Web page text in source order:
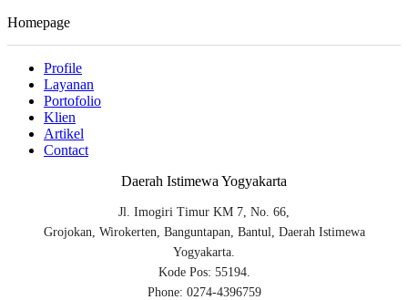
Homepage
Profile
Layanan
Portofolio
Klien
Artikel
Contact
Daerah Istimewa Yogyakarta
Jl. Imogiri Timur KM 7, No. 66,
Grojokan, Wirokerten, Banguntapan, Bantul, Daerah Istimewa
Yogyakarta.
Kode Pos: 55194.
Phone: 0274-4396759